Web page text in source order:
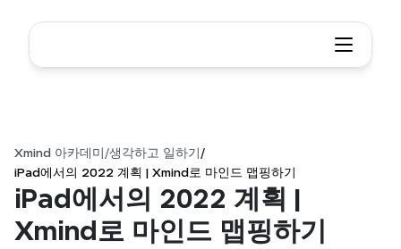
Xmind 아카데미 /생각하고 일하기 /
iPad에서의 2022 계획 | Xmind로 마인드 맵핑하기
iPad에서의 2022 계획 |
Xmind로 마인드 맵핑하기